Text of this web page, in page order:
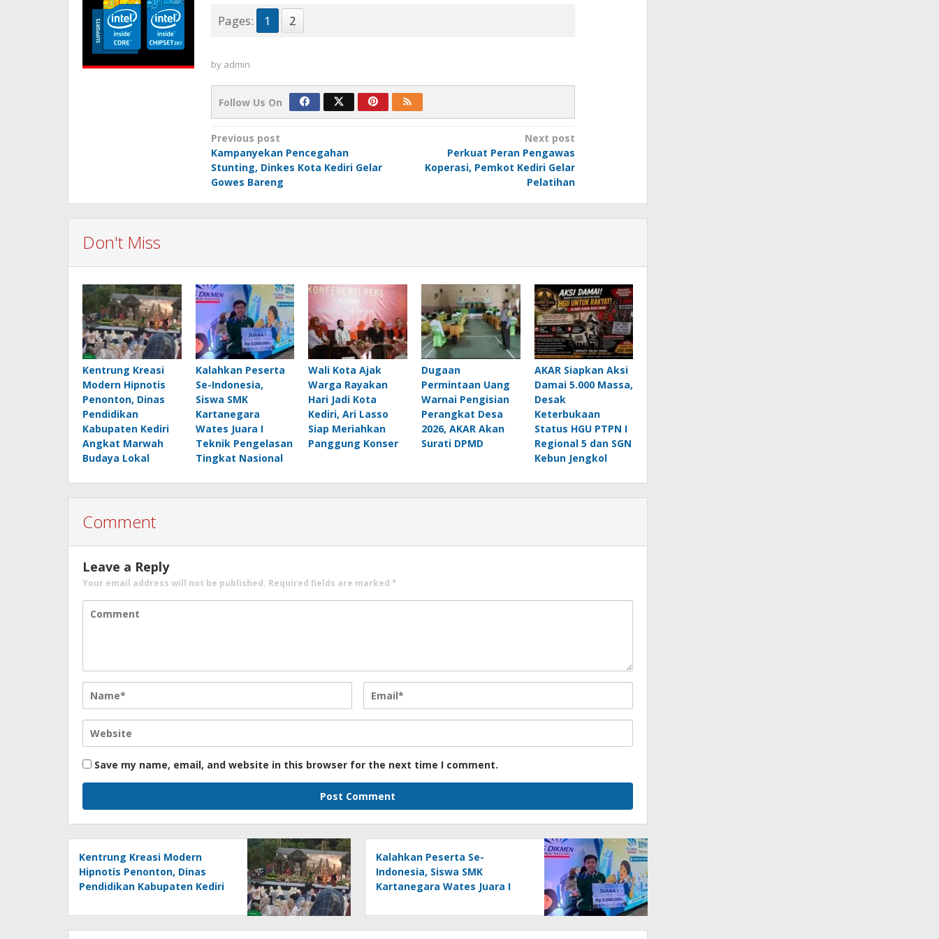
Pages: 1 2
by admin
Follow Us On
Post
navigation
Previous post
Kampanyekan Pencegahan
Stunting, Dinkes Kota Kediri Gelar
Gowes Bareng
Next post
Perkuat Peran Pengawas
Koperasi, Pemkot Kediri Gelar
Pelatihan
Don't Miss
Kentrung Kreasi
Modern Hipnotis
Penonton, Dinas
Pendidikan
Kabupaten Kediri
Angkat Marwah
Budaya Lokal
Kalahkan Peserta
Se-Indonesia,
Siswa SMK
Kartanegara
Wates Juara I
Teknik Pengelasan
Tingkat Nasional
Wali Kota Ajak
Warga Rayakan
Hari Jadi Kota
Kediri, Ari Lasso
Siap Meriahkan
Panggung Konser
Dugaan
Permintaan Uang
Warnai Pengisian
Perangkat Desa
2026, AKAR Akan
Surati DPMD
AKAR Siapkan Aksi
Damai 5.000 Massa,
Desak
Keterbukaan
Status HGU PTPN I
Regional 5 dan SGN
Kebun Jengkol
Comment
Leave a Reply
Your email address will not be published. Required fields are marked *
Save my name, email, and website in this browser for the next time I comment.
Kentrung Kreasi Modern
Hipnotis Penonton, Dinas
Pendidikan Kabupaten Kediri
Kalahkan Peserta Se-
Indonesia, Siswa SMK
Kartanegara Wates Juara I
Nasional